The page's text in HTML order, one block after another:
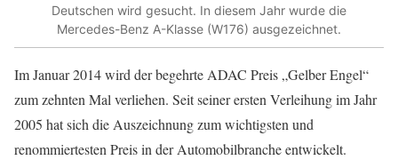
Deutschen wird gesucht. In diesem Jahr wurde die
Mercedes-Benz A-Klasse (W176) ausgezeichnet.
Im Januar 2014 wird der begehrte ADAC Preis „Gelber Engel“
zum zehnten Mal verliehen. Seit seiner ersten Verleihung im Jahr
2005 hat sich die Auszeichnung zum wichtigsten und
renommiertesten Preis in der Automobilbranche entwickelt.